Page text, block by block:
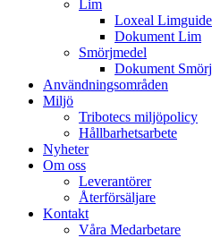
Lim
Loxeal Limguide
Dokument Lim
Smörjmedel
Dokument
Användningsområden
Miljö
Tribotecs miljöpolicy
Hållbarhetsarbete
Nyheter
Om oss
Leverantörer
Återförsäljare
Kontakt
Våra Medarbetare